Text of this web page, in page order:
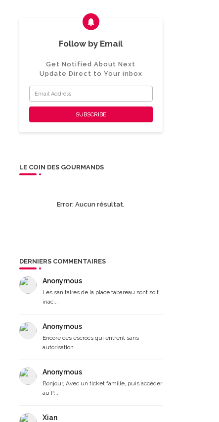
Follow by Email
Get Notified About Next
Update Direct to Your inbox
LE COIN DES GOURMANDS
Error: Aucun résultat.
DERNIERS COMMENTAIRES
Anonymous
Les sanitaires de la place tabareau sont soit
inac...
Anonymous
Encore ces escrocs qui entrent sans
autorisation ...
Anonymous
Bonjour, Avec un ticket famille, puis accéder
au P...
Xian